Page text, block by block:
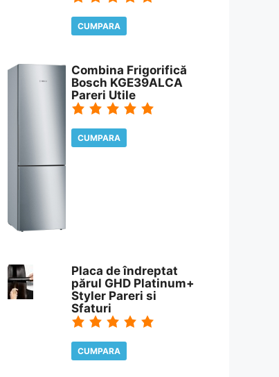
CUMPARA
Combina Frigorifică
Bosch KGE39ALCA
Pareri Utile
CUMPARA
Placa de îndreptat
părul GHD Platinum+
Styler Pareri si
Sfaturi
CUMPARA